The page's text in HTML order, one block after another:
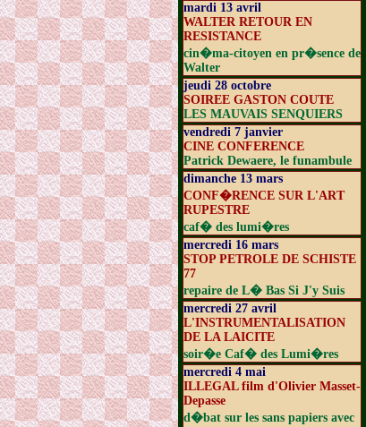
mardi 13 avril
WALTER RETOUR EN
RESISTANCE
cin�ma-citoyen en pr�sence de
Walter
jeudi 28 octobre
SOIREE GASTON COUTE
LES MAUVAIS SENQUIERS
vendredi 7 janvier
CINE CONFERENCE
Patrick Dewaere, le funambule
dimanche 13 mars
CONF�RENCE SUR L'ART
RUPESTRE
caf� des lumi�res
mercredi 16 mars
STOP PETROLE DE SCHISTE
77
repaire de L� Bas Si J'y Suis
mercredi 27 avril
L'INSTRUMENTALISATION
DE LA LAICITE
soir�e Caf� des Lumi�res
mercredi 4 mai
ILLEGAL film d'Olivier Masset-
Depasse
d�bat sur les sans papiers avec